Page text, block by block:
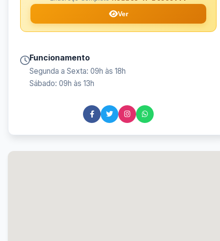
Ver
Funcionamento
Segunda a Sexta: 09h às 18h
Sábado: 09h às 13h